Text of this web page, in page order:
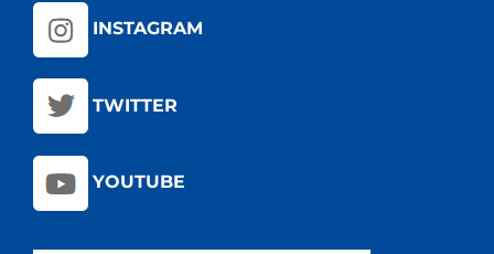
INSTAGRAM
TWITTER
YOUTUBE